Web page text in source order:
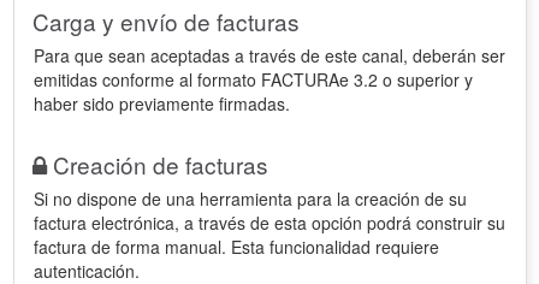
Carga y envío de facturas
Para que sean aceptadas a través de este canal, deberán ser
emitidas conforme al formato FACTURAe 3.2 o superior y
haber sido previamente firmadas.
Creación de facturas
Si no dispone de una herramienta para la creación de su
factura electrónica, a través de esta opción podrá construir su
factura de forma manual. Esta funcionalidad requiere
autenticación.